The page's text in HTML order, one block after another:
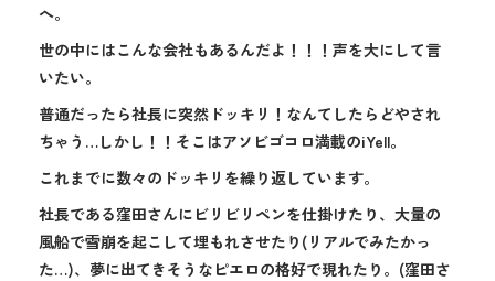
へ。
世の中にはこんな会社もあるんだよ！！！声を大にして言
いたい。
普通だったら社長に突然ドッキリ！なんてしたらどやされ
ちゃう…しかし！！そこはアソビゴコロ満載のiYell。
これまでに数々のドッキリを繰り返しています。
社長である窪田さんにビリビリペンを仕掛けたり、大量の
風船で雪崩を起こして埋もれさせたり(リアルでみたかっ
た…)、夢に出てきそうなピエロの格好で現れたり。(窪田さ